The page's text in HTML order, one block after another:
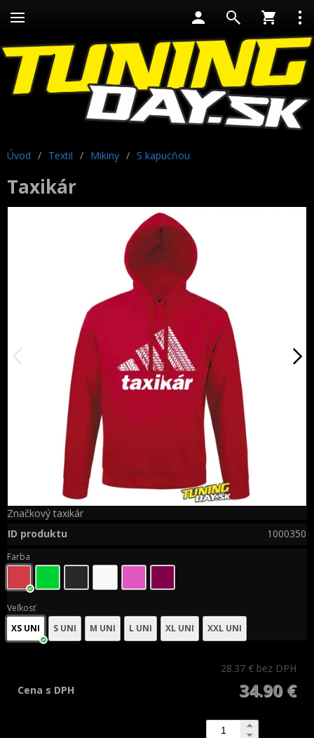
Úvod / Textil / Mikiny / S kapucňou
Taxikár
Značkový taxikár
ID produktu
1000350
Farba
Veľkosť
XS UNI
S UNI M UNI L UNI XL UNI XXL UNI
28.37 € bez DPH
34.90 €
Cena s DPH